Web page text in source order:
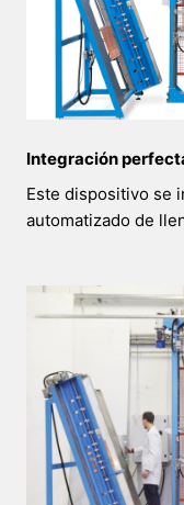
Integración
Este dispositivo se
automatizado de